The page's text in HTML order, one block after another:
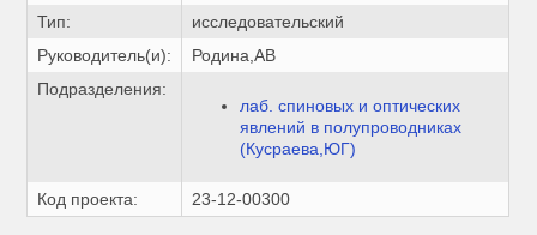
Тип:
исследовательский
Руководитель(и):
Родина,АВ
Подразделения:
лаб. спиновых и оптических
явлений в полупроводниках
(Кусраева,ЮГ)
Код проекта: 23-12-00300